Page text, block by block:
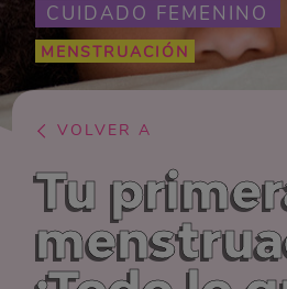
CUIDADO FEMENINO
MENSTRUACIÓN
VOLVER A
Tu